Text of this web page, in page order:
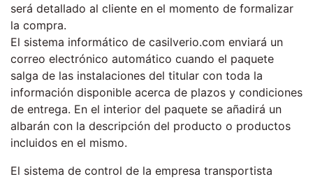
será detallado al cliente en el momento de formalizar
la compra.
El sistema informático de casilverio.com enviará un
correo electrónico automático cuando el paquete
salga de las instalaciones del titular con toda la
información disponible acerca de plazos y condiciones
de entrega. En el interior del paquete se añadirá un
albarán con la descripción del producto o productos
incluidos en el mismo.
El sistema de control de la empresa transportista